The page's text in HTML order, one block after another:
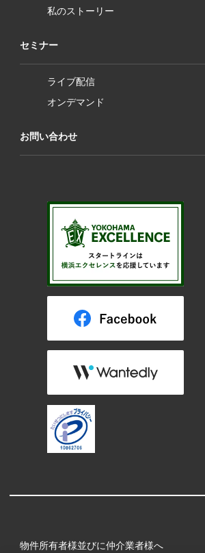
私のストーリー
セミナー
ライブ配信
オンデマンド
お問い合わせ
物件所有者様並びに仲介業者様へ